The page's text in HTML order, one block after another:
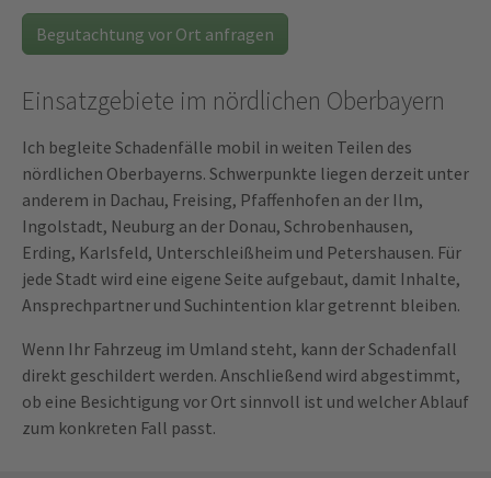
Begutachtung vor Ort anfragen
Einsatzgebiete im nördlichen Oberbayern
Ich begleite Schadenfälle mobil in weiten Teilen des
nördlichen Oberbayerns. Schwerpunkte liegen derzeit unter
anderem in Dachau, Freising, Pfaffenhofen an der Ilm,
Ingolstadt, Neuburg an der Donau, Schrobenhausen,
Erding, Karlsfeld, Unterschleißheim und Petershausen. Für
jede Stadt wird eine eigene Seite aufgebaut, damit Inhalte,
Ansprechpartner und Suchintention klar getrennt bleiben.
Wenn Ihr Fahrzeug im Umland steht, kann der Schadenfall
direkt geschildert werden. Anschließend wird abgestimmt,
ob eine Besichtigung vor Ort sinnvoll ist und welcher Ablauf
zum konkreten Fall passt.